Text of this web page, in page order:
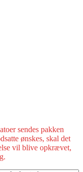
sendes pakken
ønskes, skal det
vil blive opkrævet,